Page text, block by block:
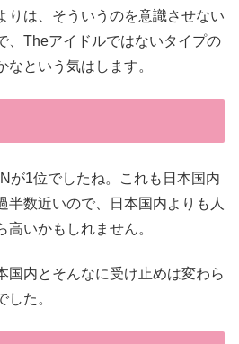
りは、そういうのを意識させない
、Theアイドルではないタイプの
という気はします。
が1位でしたね。これも日本国内
半数近いので、日本国内よりも人
いかもしれません。
国内とそんなに受け止めは変わら
た。